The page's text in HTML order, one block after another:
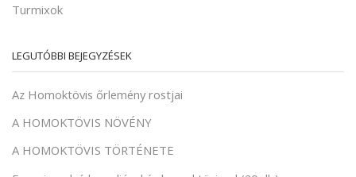
Turmixok
LEGUTÓBBI BEJEGYZÉSEK
Az Homoktövis őrlemény rostjai
A HOMOKTÖVIS NÖVÉNY
A HOMOKTÖVIS TÖRTÉNETE